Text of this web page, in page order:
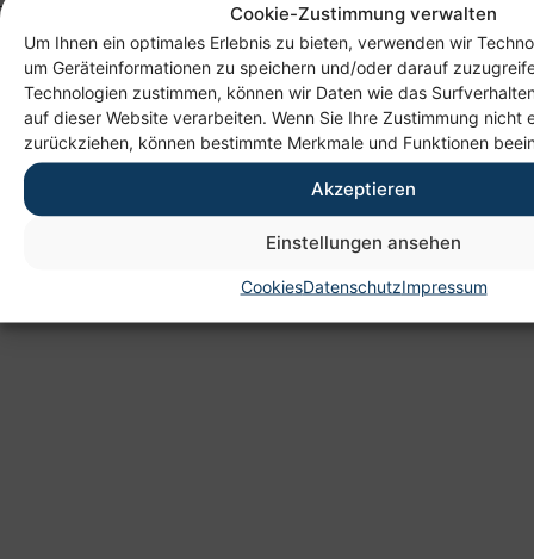
Cookie-Zustimmung verwalten
Um Ihnen ein optimales Erlebnis zu bieten, verwenden wir
um Geräteinformationen zu speichern und/oder darauf
Technologien zustimmen, können wir Daten wie das
auf dieser Website verarbeiten. Wenn Sie Ihre Zustimmung nicht
zurückziehen, können bestimmte Merkmale und Funktionen
Akzeptieren
Einstellungen ansehen
CookiesDatenschutzImpressum
Anschrift
Heim gemeinnützige GmbH